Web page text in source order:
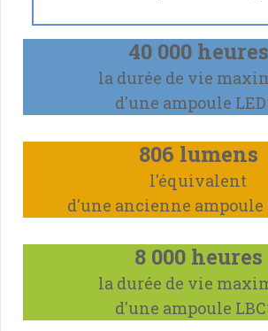
40 000 heures
la durée de vie
d'une ampoule
806 lumens
l'équivalent
d'une ancienne ampoule
8 000 heures
la durée de vie
d'une ampoule